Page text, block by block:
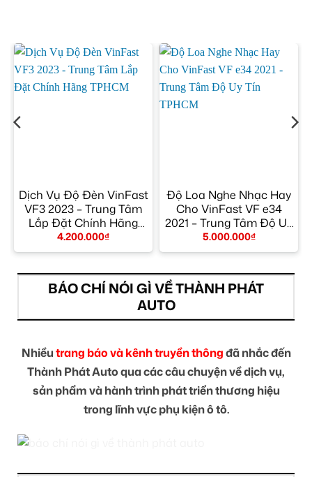
Dịch Vụ Độ Đèn VinFast
VF3 2023 – Trung Tâm
Lắp Đặt Chính Hãng
TPHCM
4.200.000₫
Độ Loa Nghe Nhạc Hay
Cho VinFast VF e34
2021 – Trung Tâm Độ Uy
Tín TPHCM
5.000.000₫
BÁO CHÍ NÓI GÌ VỀ THÀNH PHÁT
AUTO
Nhiềutrang báo và kênh truyền thôngđã nhắc đến
Thành Phát Auto qua các câu chuyện về dịch vụ,
sản phẩm và hành trình phát triển thương hiệu
trong lĩnh vực phụ kiện ô tô.